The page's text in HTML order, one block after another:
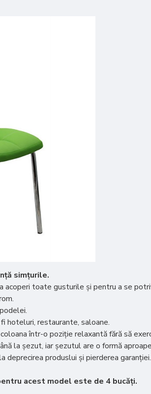
simțurile.
toate gusturile și pentru a se
hoteluri, restaurante, saloane.
într-o poziție relaxantă fără să
la șezut, iar șezutul are o formă
deprecirea produslui și pierderea garanției.
acest model este de 4 bucăți.